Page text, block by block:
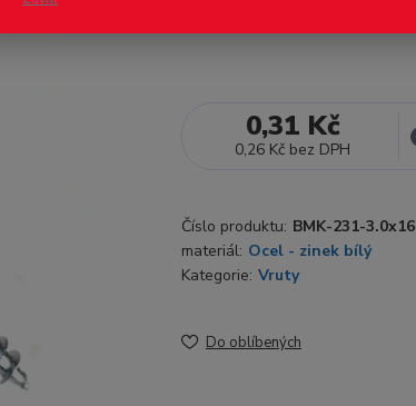
0,31 Kč
0,26 Kč bez DPH
Číslo produktu: BMK-231-3.0x16
materiál: Ocel - zinek bílý
Kategorie: Vruty
Do oblíbených